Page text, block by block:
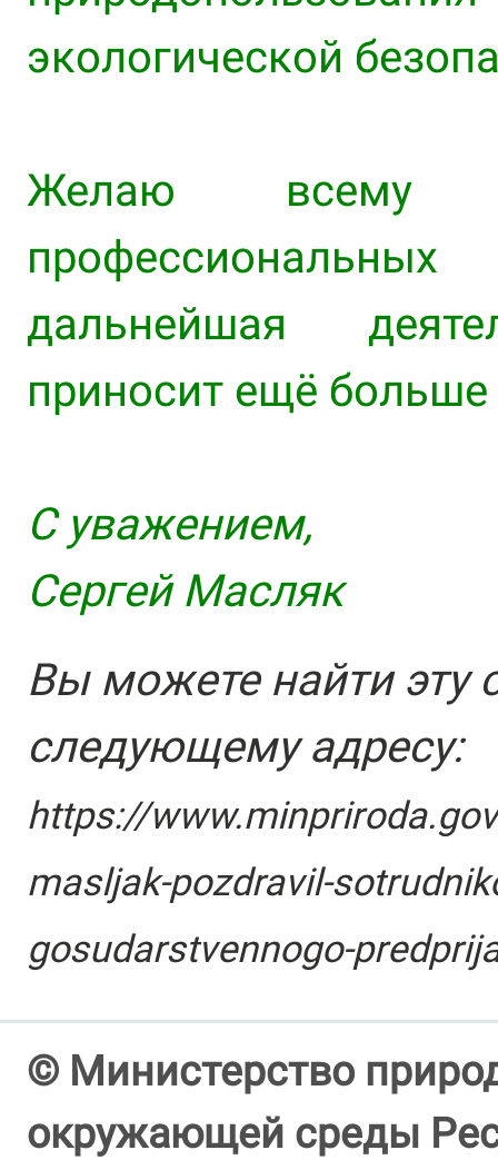
экологической
Желаю всему
дальнейшая
приносит ещё
С уважением,
Сергей Масляк
Вы можете найти эту
следующему адресу:
https://
masljak-pozdravil-
gosudarstvennogo-
© Министерство
окружающей среды